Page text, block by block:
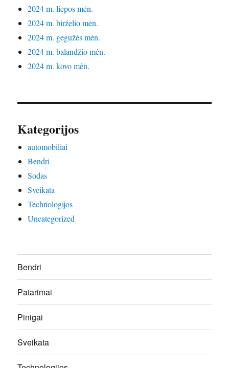
2024 m. liepos mėn.
2024 m. birželio mėn.
2024 m. gegužės mėn.
2024 m. balandžio mėn.
2024 m. kovo mėn.
Kategorijos
automobiliai
Bendri
Sodas
Sveikata
Technologijos
Uncategorized
Bendri
Patarimai
Pinigai
Sveikata